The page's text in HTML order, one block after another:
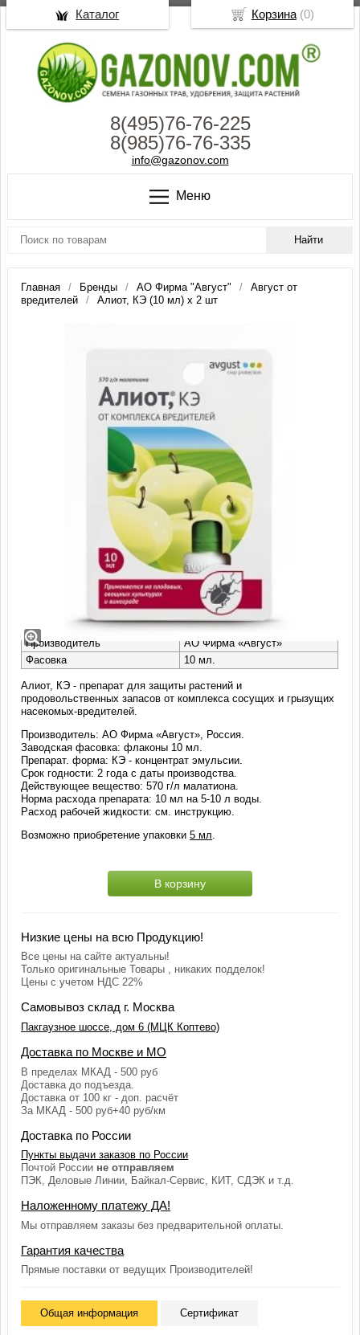
8(495)76-76-225
8(985)76-76-335
info@gazonov.com
Меню
Главная Бренды АО Фирма "Август"
Август от
вредителей
Алиот, КЭ (10 мл) х 2 шт
Алиот, КЭ (10 мл) х 2 шт
Инсектицид
Класс опасности
3
Производитель
АО Фирма «Август»
Фасовка
10 мл.
Алиот, КЭ - препарат для защиты растений и
продовольственных запасов от комплекса сосущих и грызущих
насекомых-вредителей.
Производитель: АО Фирма «Август», Россия.
Заводская фасовка: флаконы 10 мл.
Препарат. форма: КЭ - концентрат эмульсии.
Срок годности: 2 года с даты производства.
Действующее вещество: 570 г/л малатиона.
Норма расхода препарата: 10 мл на 5-10 л воды.
Расход рабочей жидкости: см. инструкцию.
Возможно приобретение упаковки5 мл
В корзину
Низкие цены на всю Продукцию!
Все цены на сайте актуальны!
Только оригинальные Товары , никаких подделок!
Цены с учетом НДС 22%
Самовывоз склад г. Москва
Пакгаузное шоссе, дом 6 (МЦК Коптево)
Доставка по Москве и МО
В пределах МКАД - 500 руб
Доставка до подъезда.
Доставка от 100 кг - доп. расчёт
За МКАД - 500 руб+40 руб/км
Доставка по России
Пункты выдачи заказов по России
Почтой России не отправляем
ПЭК, Деловые Линии, Байкал-Сервис, КИТ, СДЭК и т.д.
Наложенному платежу ДА!
Мы отправляем заказы без предварительной оплаты.
Гарантия качества
Прямые поставки от ведущих Производителей!
Общая информация Сертификат
Корзина(0)
Каталог